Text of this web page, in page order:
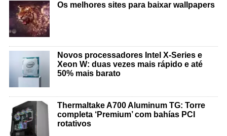
Os melhores sites para baixar wallpapers
Novos processadores Intel X-Series e
Xeon W: duas vezes mais rápido e até
50% mais barato
Thermaltake A700 Aluminum TG: Torre
completa ‘Premium’ com bahías PCI
rotativos